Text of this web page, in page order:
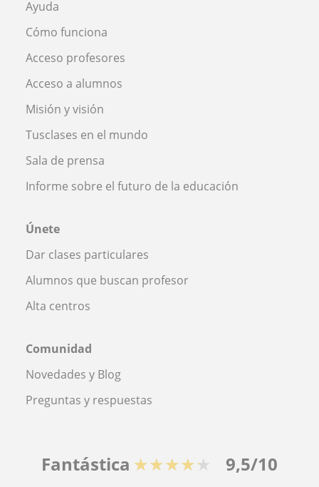
Ayuda
Cómo funciona
Acceso profesores
Acceso a alumnos
Misión y visión
Tusclases en el mundo
Sala de prensa
Informe sobre el futuro de la educación
Únete
Dar clases particulares
Alumnos que buscan profesor
Alta centros
Comunidad
Novedades y Blog
Preguntas y respuestas
Fantástica ★★★★★ 9,5/10